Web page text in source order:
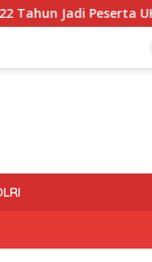
Termuda dan